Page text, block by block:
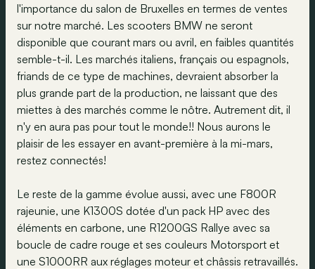
l'importance du salon de Bruxelles en termes de ventes
sur notre marché. Les scooters BMW ne seront
disponible que courant mars ou avril, en faibles quantités
semble-t-il. Les marchés italiens, français ou espagnols,
friands de ce type de machines, devraient absorber la
plus grande part de la production, ne laissant que des
miettes à des marchés comme le nôtre. Autrement dit, il
n'y en aura pas pour tout le monde!! Nous aurons le
plaisir de les essayer en avant-première à la mi-mars,
restez connectés!
Le reste de la gamme évolue aussi, avec une F800R
rajeunie, une K1300S dotée d'un pack HP avec des
éléments en carbone, une R1200GS Rallye avec sa
boucle de cadre rouge et ses couleurs Motorsport et
une S1000RR aux réglages moteur et châssis retravaillés.